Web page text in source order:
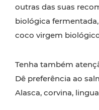
outras das suas
biológica
coco virgem
Tenha também
Dê preferência ao
Alasca, corvina,